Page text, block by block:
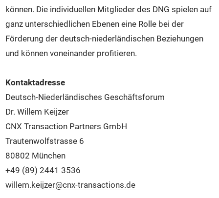
können. Die individuellen Mitglieder des DNG spielen auf
ganz unterschiedlichen Ebenen eine Rolle bei der
Förderung der deutsch-niederländischen Beziehungen
und können voneinander profitieren.
Kontaktadresse
Deutsch-Niederländisches Geschäftsforum
Dr. Willem Keijzer
CNX Transaction Partners GmbH
Trautenwolfstrasse 6
80802 München
+49 (89) 2441 3536
willem.keijzer@cnx-transactions.de